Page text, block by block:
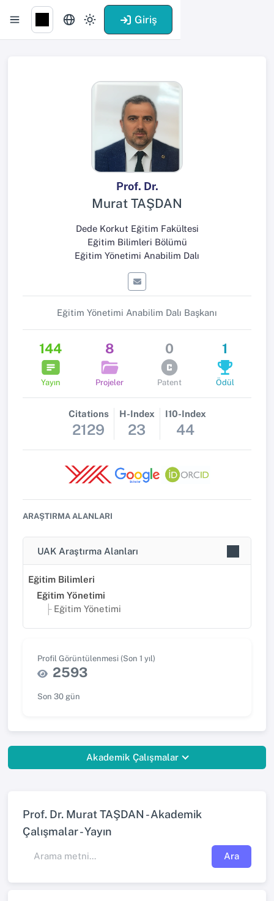
Giriş
Prof. Dr.
Murat TAŞDAN
Dede Korkut Eğitim Fakültesi
Eğitim Bilimleri Bölümü
Eğitim Yönetimi Anabilim Dalı
Eğitim Yönetimi Anabilim Dalı Başkanı
144
Yayın
8
Projeler
0
Patent
1
Ödül
Citations
2129
H-Index
23
I10-Index
44
ARAŞTIRMA ALANLARI
UAK Araştırma Alanları
Eğitim Bilimleri
Eğitim Yönetimi
Eğitim Yönetimi
Profil Görüntülenmesi (Son 1 yıl)
2593
Son 30 gün
Akademik Çalışmalar
Prof. Dr. Murat TAŞDAN - Akademik
Çalışmalar - Yayın
Ara